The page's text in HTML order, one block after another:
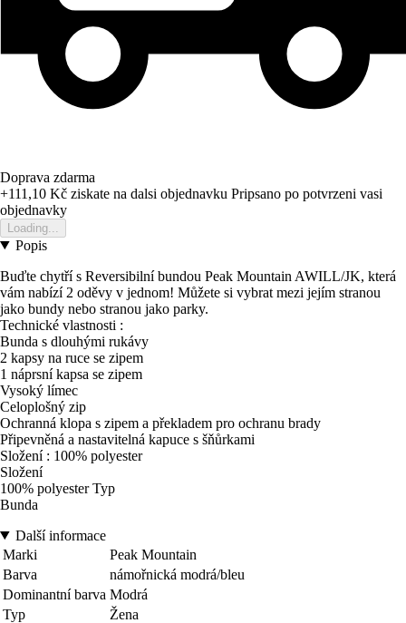
Doprava zdarma
+111,10 Kč ziskate na dalsi objednavku Pripsano po potvrzeni vasi
objednavky
Loading...
Popis
Buďte chytří s Reversibilní bundou Peak Mountain AWILL/JK, která
vám nabízí 2 oděvy v jednom! Můžete si vybrat mezi jejím stranou
jako bundy nebo stranou jako parky.
Technické vlastnosti :
Bunda s dlouhými rukávy
2 kapsy na ruce se zipem
1 náprsní kapsa se zipem
Vysoký límec
Celoplošný zip
Ochranná klopa s zipem a překladem pro ochranu brady
Připevněná a nastavitelná kapuce s šňůrkami
Složení : 100% polyester
Složení
100% polyester Typ
Bunda
Další informace
Marki
Peak Mountain
Barva
námořnická modrá/bleu
Dominantní barva Modrá
Typ
Žena